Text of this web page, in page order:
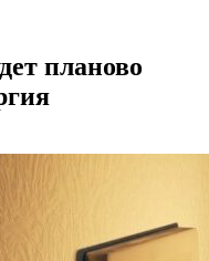
планово